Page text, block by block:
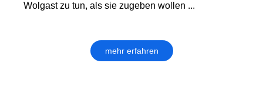
Wolgast zu tun, als sie zugeben wollen ...
mehr erfahren